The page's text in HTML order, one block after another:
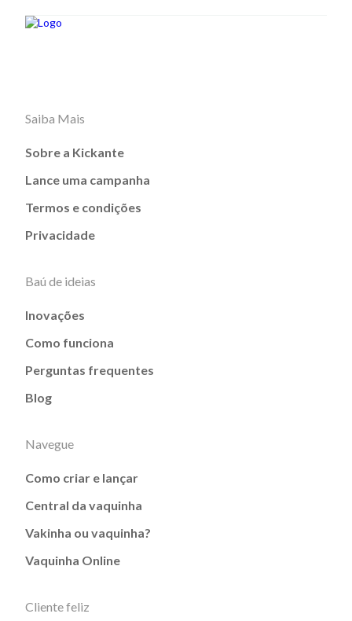
Saiba Mais
Sobre a Kickante
Lance uma campanha
Termos e condições
Privacidade
Baú de ideias
Inovações
Como funciona
Perguntas frequentes
Blog
Navegue
Como criar e lançar
Central da vaquinha
Vakinha ou vaquinha?
Vaquinha Online
Cliente feliz